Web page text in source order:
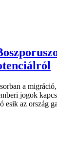
a
jogok
esik az ország